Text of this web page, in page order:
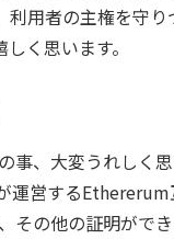
用者の主権を守
く思います。
事、大変うれしく
運営する
その他の証明がで